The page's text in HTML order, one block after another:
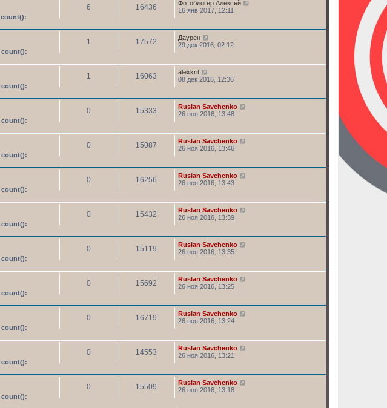
count():
6 16436
Фотоблогер Алексей
16 янв 2017, 12:11
count():
1 17572
Даурен
29 дек 2016, 02:12
count():
1 16063
alexkrit
08 дек 2016, 12:36
count():
0 15333
Ruslan Savchenko
26 ноя 2016, 13:48
count():
0 15087
Ruslan Savchenko
26 ноя 2016, 13:46
count():
0 16256
Ruslan Savchenko
26 ноя 2016, 13:43
count():
0 15432
Ruslan Savchenko
26 ноя 2016, 13:39
count():
0 15119
Ruslan Savchenko
26 ноя 2016, 13:35
count():
0 15692
Ruslan Savchenko
26 ноя 2016, 13:25
count():
0 16719
Ruslan Savchenko
26 ноя 2016, 13:24
count():
0 14553
Ruslan Savchenko
26 ноя 2016, 13:21
count():
0 15509
Ruslan Savchenko
26 ноя 2016, 13:18